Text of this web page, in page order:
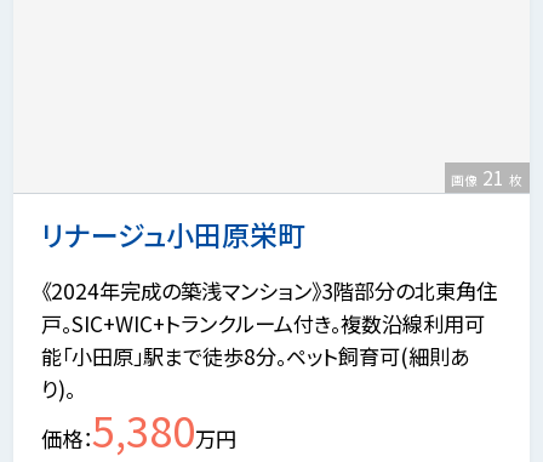
リナージュ小田原栄町
画像 21 枚
《2024年完成の築浅マンション》3階部分の北東角住
戸。SIC+WIC+トランクルーム付き。複数沿線利用可
能「小田原」駅まで徒歩8分。ペット飼育可(細則あ
り)。
価格 5,380万円